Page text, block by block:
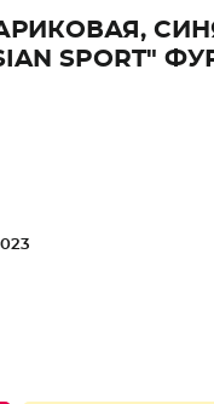
SPORT"